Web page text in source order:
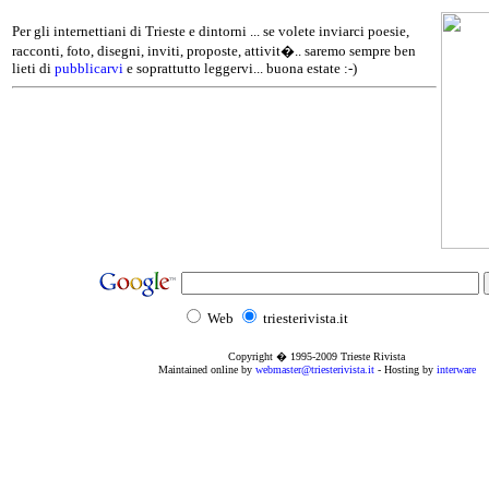
Per gli internettiani di Trieste e dintorni ... se volete inviarci poesie,
racconti, foto, disegni, inviti, proposte, attivit�.. saremo sempre ben
lieti di pubblicarvi e soprattutto leggervi... buona estate :-)
Web triesterivista.it
Copyright � 1995-2009 Trieste Rivista
Maintained online by webmaster@triesterivista.it- Hosting by interware